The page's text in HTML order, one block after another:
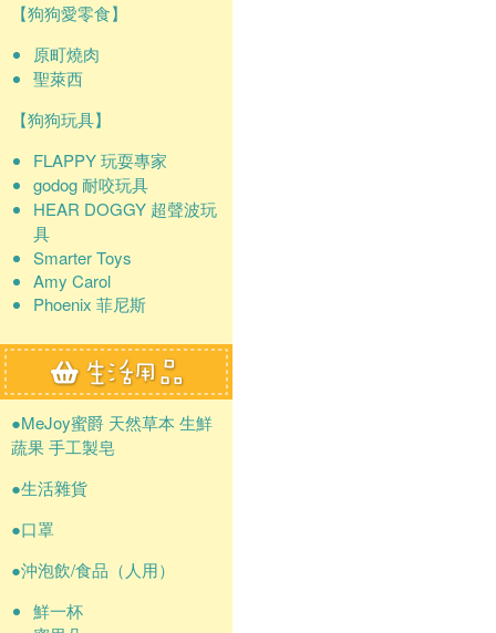
【狗狗愛零食】
原町燒肉
聖萊西
【狗狗玩具】
FLAPPY 玩耍專家
godog 耐咬玩具
HEAR DOGGY 超聲波玩
具
Smarter Toys
Amy Carol
Phoenix 菲尼斯
●MeJoy蜜爵 天然草本 生鮮
蔬果 手工製皂
●生活雜貨
●口罩
●沖泡飲/食品（人用）
鮮一杯